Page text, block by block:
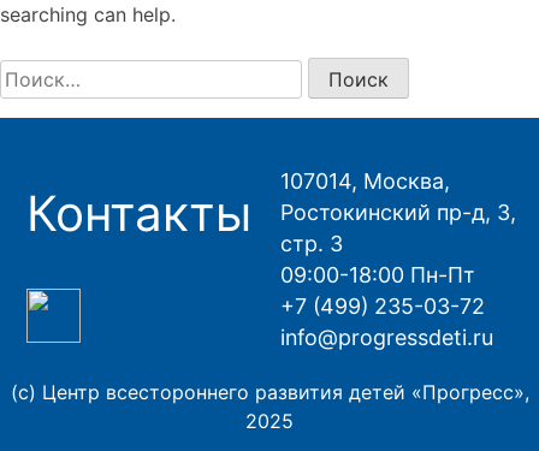
searching can help.
Найти:
Контакты
107014, Москва,
Ростокинский пр-д, 3,
стр. 3
09:00-18:00 Пн-Пт
+7 (499) 235-03-72
info@progressdeti.ru
(с) Центр всестороннего развития детей «Прогресс»,
2025